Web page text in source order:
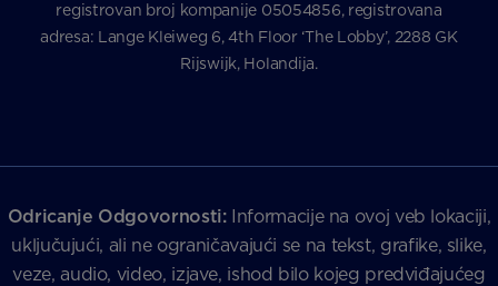
registrovan broj kompanije 05054856, registrovana
adresa: Lange Kleiweg 6, 4th Floor ‘The Lobby’, 2288 GK
Rijswijk, Holandija.
Odricanje Odgovornosti:Informacije na ovoj veb lokaciji,
uključujući, ali ne ograničavajući se na tekst, grafike, slike,
veze, audio, video, izjave, ishod bilo kojeg predviđajućeg